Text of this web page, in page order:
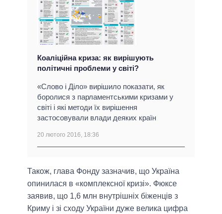
Коаліційна криза: як вирішують
політичні проблеми у світі?
«Слово і Діло» вирішило показати, як
боролися з парламентськими кризами у
світі і які методи їх вирішення
застосовували влади деяких країн
20 лютого 2016, 18:36
Також, глава Фонду зазначив, що Україна
опинилася в «комплексної кризі». Фюксе
заявив, що 1,6 млн внутрішніх біженців з
Криму і зі сходу України дуже велика цифра